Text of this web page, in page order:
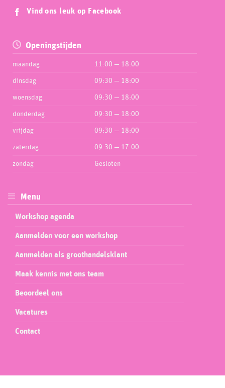
Vind ons leuk op Facebook
Openingstijden
maandag 11:00 — 18:00
dinsdag 09:30 — 18:00
woensdag 09:30 — 18:00
donderdag 09:30 — 18:00
vrijdag 09:30 — 18:00
zaterdag 09:30 — 17:00
zondag Gesloten
Menu
Workshop agenda
Aanmelden voor een workshop
Aanmelden als groothandelsklant
Maak kennis met ons team
Beoordeel ons
Vacatures
Contact